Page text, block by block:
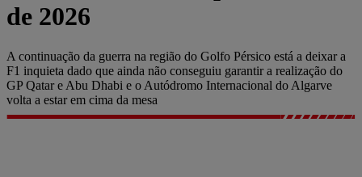
de 2026
A continuação da guerra na região do Golfo Pérsico está a deixar a
F1 inquieta dado que ainda não conseguiu garantir a realização do
GP Qatar e Abu Dhabi e o Autódromo Internacional do Algarve
volta a estar em cima da mesa